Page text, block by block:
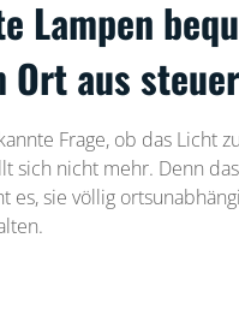
Lampen
Ort aus
Frage, ob das Licht
sich nicht mehr. Denn
es, sie völlig